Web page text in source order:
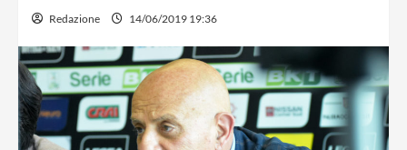
Redazione 14/06/2019 19:36